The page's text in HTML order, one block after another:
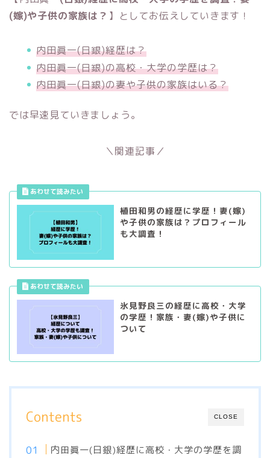
(嫁)や子供の家族は？ 】としてお伝えしていきます！
内田眞一(日銀)経歴は？
内田眞一(日銀)の高校・大学の学歴は？
内田眞一(日銀)の妻や子供の家族はいる？
では早速見ていきましょう。
＼関連記事／
植田和男の経歴に学歴！妻(嫁)
や子供の家族は？プロフィール
も大調査！
氷見野良三の経歴に高校・大学
の学歴！家族・妻(嫁)や子供に
ついて
CLOSE
Contents
内田眞一(日銀)経歴に高校・大学の学歴を調